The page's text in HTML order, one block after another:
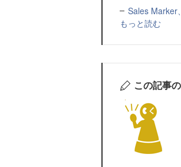
Sales Marker
もっと読む
この記事